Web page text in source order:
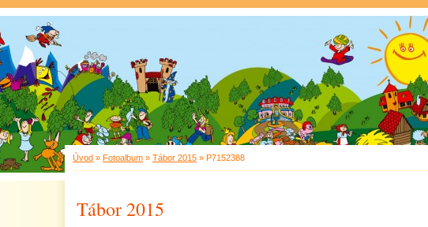
Úvod » Fotoalbum » Tábor 2015 » P7152388
Tábor 2015